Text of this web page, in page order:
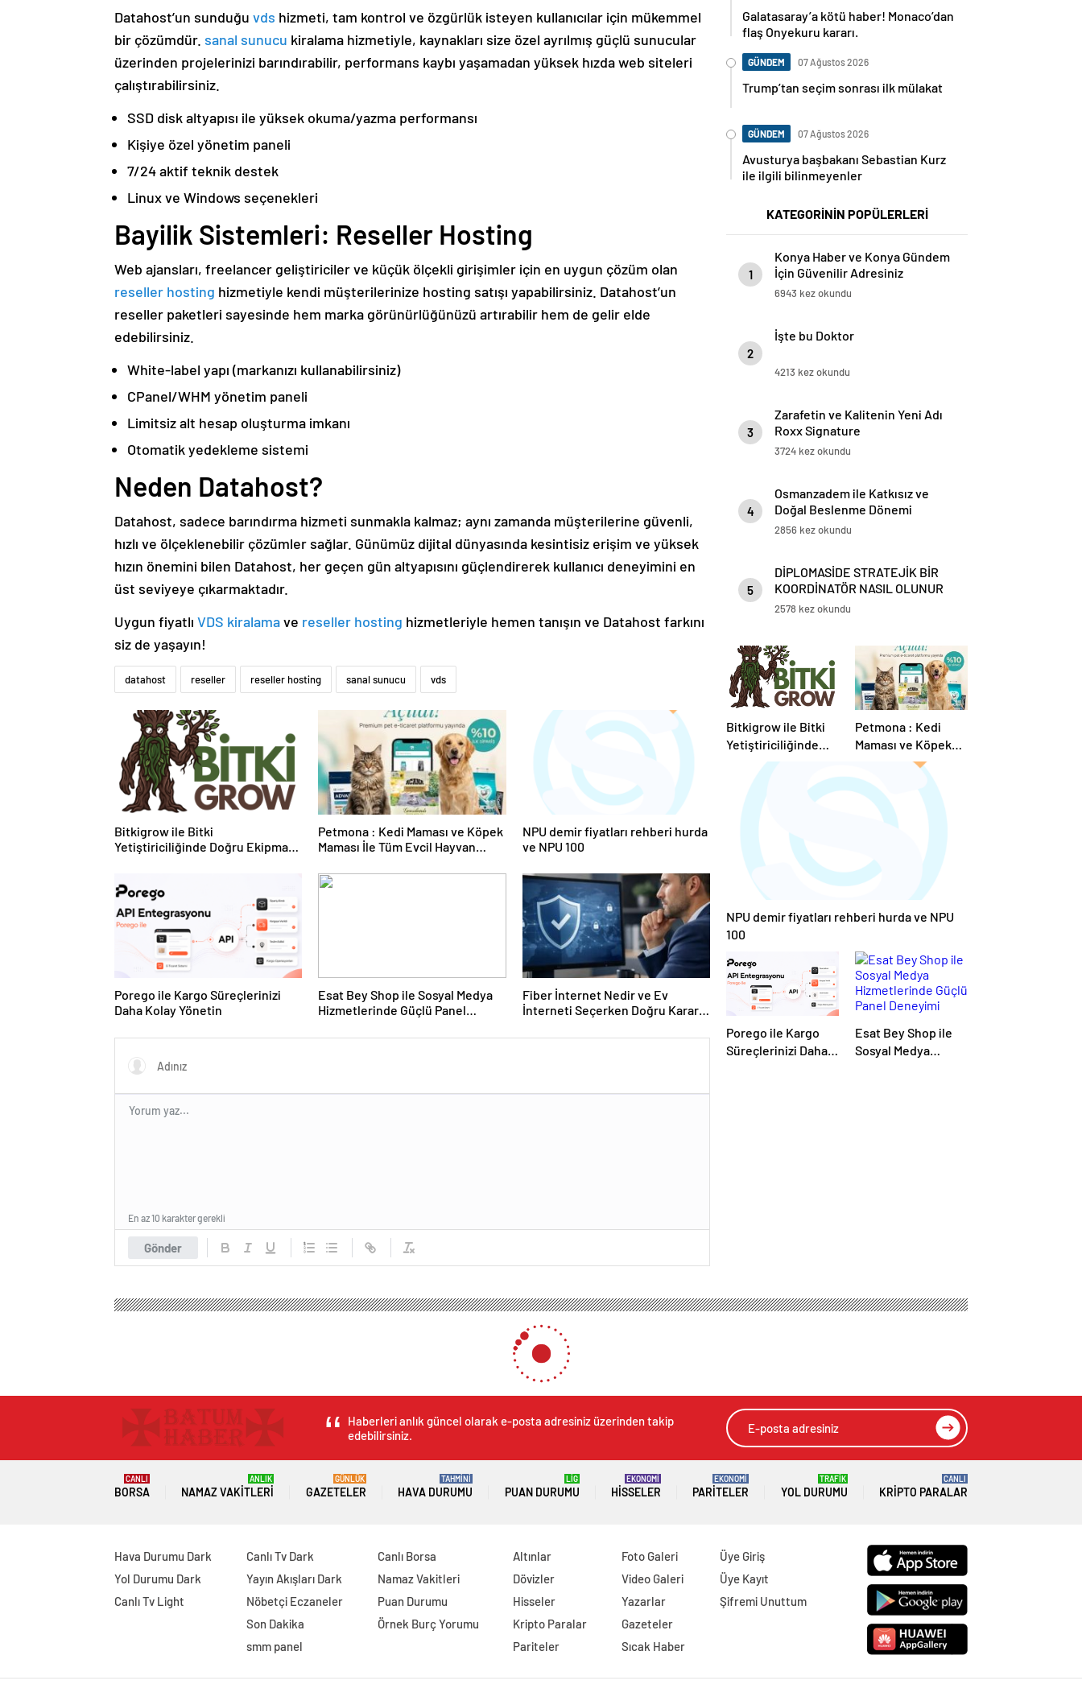
Datahost’un sunduğu vds hizmeti, tam kontrol ve özgürlük isteyen kullanıcılar için mükemmel
bir çözümdür. sanal sunucu kiralama hizmetiyle, kaynakları size özel ayrılmış güçlü sunucular
üzerinden projelerinizi barındırabilir, performans kaybı yaşamadan yüksek hızda web siteleri
çalıştırabilirsiniz.
SSD disk altyapısı ile yüksek okuma/yazma performansı
Kişiye özel yönetim paneli
7/24 aktif teknik destek
Linux ve Windows seçenekleri
Bayilik Sistemleri: Reseller Hosting
Web ajansları, freelancer geliştiriciler ve küçük ölçekli girişimler için en uygun çözüm olan
reseller hosting hizmetiyle kendi müşterilerinize hosting satışı yapabilirsiniz. Datahost’un
reseller paketleri sayesinde hem marka görünürlüğünüzü artırabilir hem de gelir elde
edebilirsiniz.
White-label yapı (markanızı kullanabilirsiniz)
CPanel/WHM yönetim paneli
Limitsiz alt hesap oluşturma imkanı
Otomatik yedekleme sistemi
Neden Datahost?
Datahost, sadece barındırma hizmeti sunmakla kalmaz; aynı zamanda müşterilerine güvenli,
hızlı ve ölçeklenebilir çözümler sağlar. Günümüz dijital dünyasında kesintisiz erişim ve yüksek
hızın önemini bilen Datahost, her geçen gün altyapısını güçlendirerek kullanıcı deneyimini en
üst seviyeye çıkarmaktadır.
Uygun fiyatlı VDS kiralamave reseller hosting hizmetleriyle hemen tanışın ve Datahost farkını
siz de yaşayın!
datahost reseller reseller hosting sanal sunucu vds
Bitkigrow ile Bitki
Yetiştiriciliğinde Doğru Ekipman
Petmona : Kedi Maması ve Köpek
Maması İle Tüm Evcil Hayvan
NPU demir fiyatları rehberi hurda
ve NPU 100
Porego ile Kargo Süreçlerinizi
Daha Kolay Yönetin
Esat Bey Shop ile Sosyal Medya
Hizmetlerinde Güçlü Panel
Fiber İnternet Nedir ve Ev
İnterneti Seçerken Doğru Kararı
Gönder
En az 10 karakter gerekli
Galatasaray’a kötü haber! Monaco’dan
flaş Onyekuru kararı.
GÜNDEM 07 Ağustos 2026
Trump’tan seçim sonrası ilk mülakat
GÜNDEM 07 Ağustos 2026
Avusturya başbakanı Sebastian Kurz
ile ilgili bilinmeyenler
KATEGORİNİN POPÜLERLERİ
1
Konya Haber ve Konya Gündem
İçin Güvenilir Adresiniz
6943 kez okundu
2
İşte bu Doktor
4213 kez okundu
3
Zarafetin ve Kalitenin Yeni Adı
Roxx Signature
3724 kez okundu
4
Osmanzadem ile Katkısız ve
Doğal Beslenme Dönemi
2856 kez okundu
5
DİPLOMASİDE STRATEJİK BİR
KOORDİNATÖR NASIL OLUNUR
2578 kez okundu
Bitkigrow ile Bitki
Yetiştiriciliğinde
Doğru Ekipman ve
Ürün Seçimi
Petmona : Kedi
Maması ve Köpek
Maması İle Tüm
Evcil Hayvan
Ürünleri
NPU demir fiyatları rehberi hurda ve NPU
100
Porego ile Kargo
Süreçlerinizi Daha
Esat Bey Shop ile
Sosyal Medya
Haberleri anlık güncel olarak e-posta adresiniz üzerinden takip
edebilirsiniz.
BORSA
CANLI
NAMAZ VAKITLERI
ANLIK
GAZETELER
GÜNLÜK
HAVA DURUMU
TAHMİNİ
PUAN DURUMU
LİG
HISSELER
EKONOMİ
PARITELER
EKONOMİ
YOL DURUMU
TRAFİK
KRIPTO PARALAR
CANLI
Hava Durumu Dark
Yol Durumu Dark
Canlı Tv Light
Canlı Tv Dark
Yayın Akışları Dark
Nöbetçi Eczaneler
Son Dakika
smm panel
Canlı Borsa
Namaz Vakitleri
Puan Durumu
Örnek Burç Yorumu
Altınlar
Dövizler
Hisseler
Kripto Paralar
Pariteler
Foto Galeri
Video Galeri
Yazarlar
Gazeteler
Sıcak Haber
Üye Giriş
Üye Kayıt
Şifremi Unuttum